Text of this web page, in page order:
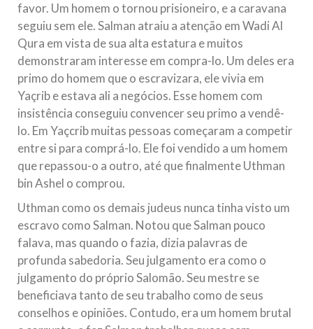
favor. Um homem o tornou prisioneiro, e a caravana
seguiu sem ele. Salman atraiu a atenção em Wadi Al
Qura em vista de sua alta estatura e muitos
demonstraram interesse em compra-lo. Um deles era
primo do homem que o escravizara, ele vivia em
Yaçrib e estava ali a negócios. Esse homem com
insistência conseguiu convencer seu primo a vendê-
lo. Em Yaçcrib muitas pessoas começaram a competir
entre si para comprá-lo. Ele foi vendido a um homem
que repassou-o a outro, até que finalmente Uthman
bin Ashel o comprou.
Uthman como os demais judeus nunca tinha visto um
escravo como Salman. Notou que Salman pouco
falava, mas quando o fazia, dizia palavras de
profunda sabedoria. Seu julgamento era como o
julgamento do próprio Salomão. Seu mestre se
beneficiava tanto de seu trabalho como de seus
conselhos e opiniões. Contudo, era um homem brutal